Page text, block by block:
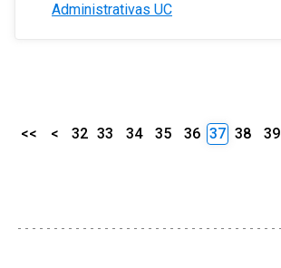
Administrativas UC
<< < 32 33 34 35 36 37 38 39